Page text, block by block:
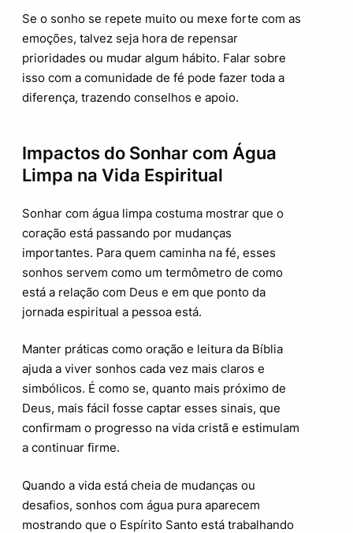
Se o sonho se repete muito ou mexe forte com as
emoções, talvez seja hora de repensar
prioridades ou mudar algum hábito. Falar sobre
isso com a comunidade de fé pode fazer toda a
diferença, trazendo conselhos e apoio.
Impactos do Sonhar com Água
Limpa na Vida Espiritual
Sonhar com água limpa costuma mostrar que o
coração está passando por mudanças
importantes. Para quem caminha na fé, esses
sonhos servem como um termômetro de como
está a relação com Deus e em que ponto da
jornada espiritual a pessoa está.
Manter práticas como oração e leitura da Bíblia
ajuda a viver sonhos cada vez mais claros e
simbólicos. É como se, quanto mais próximo de
Deus, mais fácil fosse captar esses sinais, que
confirmam o progresso na vida cristã e estimulam
a continuar firme.
Quando a vida está cheia de mudanças ou
desafios, sonhos com água pura aparecem
mostrando que o Espírito Santo está trabalhando